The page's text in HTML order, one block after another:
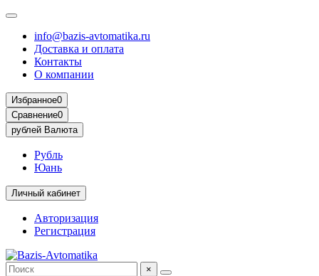
info@bazis-avtomatika.ru
Доставка и оплата
Контакты
О компании
Избранное0
Сравнение0
рублей Валюта
Рубль
Юань
Личный кабинет
Авторизация
Регистрация
×